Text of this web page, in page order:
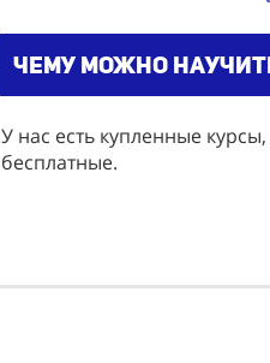
чему можно
У нас есть купленные
бесплатные.